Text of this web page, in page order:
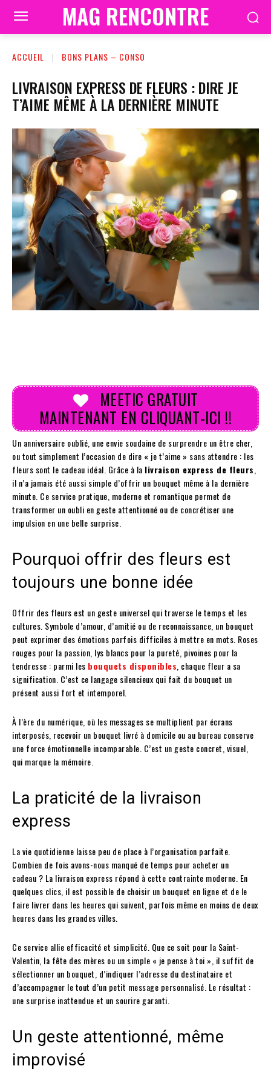
MAG RENCONTRE
ACCUEIL BONS PLANS – CONSO
LIVRAISON EXPRESS DE FLEURS : DIRE JE
T’AIME MÊME À LA DERNIÈRE MINUTE
MEETIC GRATUIT
MAINTENANT EN CLIQUANT-ICI !!
Un anniversaire oublié, une envie soudaine de surprendre un être cher,
ou tout simplement l’occasion de dire « je t’aime » sans attendre : les
fleurs sont le cadeau idéal. Grâce à la livraison express de fleurs,
il n’a jamais été aussi simple d’offrir un bouquet même à la dernière
minute. Ce service pratique, moderne et romantique permet de
transformer un oubli en geste attentionné ou de concrétiser une
impulsion en une belle surprise.
Pourquoi offrir des fleurs est
toujours une bonne idée
Offrir des fleurs est un geste universel qui traverse le temps et les
cultures. Symbole d’amour, d’amitié ou de reconnaissance, un bouquet
peut exprimer des émotions parfois difficiles à mettre en mots. Roses
rouges pour la passion, lys blancs pour la pureté, pivoines pour la
tendresse : parmi les bouquets disponibles, chaque fleur a sa
signification. C’est ce langage silencieux qui fait du bouquet un
présent aussi fort et intemporel.
À l’ère du numérique, où les messages se multiplient par écrans
interposés, recevoir un bouquet livré à domicile ou au bureau conserve
une force émotionnelle incomparable. C’est un geste concret, visuel,
qui marque la mémoire.
La praticité de la livraison
express
La vie quotidienne laisse peu de place à l’organisation parfaite.
Combien de fois avons-nous manqué de temps pour acheter un
cadeau ? La livraison express répond à cette contrainte moderne. En
quelques clics, il est possible de choisir un bouquet en ligne et de le
faire livrer dans les heures qui suivent, parfois même en moins de deux
heures dans les grandes villes.
Ce service allie efficacité et simplicité. Que ce soit pour la Saint-
Valentin, la fête des mères ou un simple « je pense à toi », il suffit de
sélectionner un bouquet, d’indiquer l’adresse du destinataire et
d’accompagner le tout d’un petit message personnalisé. Le résultat :
une surprise inattendue et un sourire garanti.
Un geste attentionné, même
improvisé